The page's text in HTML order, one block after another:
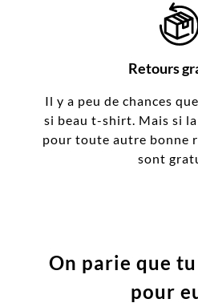
Retours
Il y a peu de chances
si beau t-shirt. Mais si
pour toute autre bonne
sont
On parie que
pour